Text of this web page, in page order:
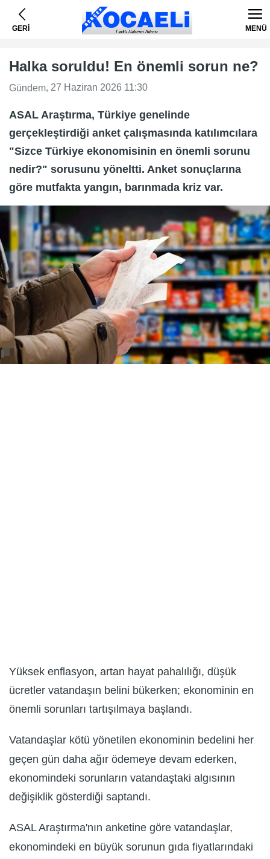
GERİ MENÜ
Halka soruldu! En önemli sorun ne?
Gündem, 27 Haziran 2026 11:30
ASAL Araştırma, Türkiye genelinde
gerçekleştirdiği anket çalışmasında katılımcılara
"Sizce Türkiye ekonomisinin en önemli sorunu
nedir?" sorusunu yöneltti. Anket sonuçlarına
göre mutfakta yangın, barınmada kriz var.
Yüksek enflasyon, artan hayat pahalılığı, düşük
ücretler vatandaşın belini bükerken; ekonominin en
önemli sorunları tartışılmaya başlandı.
Vatandaşlar kötü yönetilen ekonominin bedelini her
geçen gün daha ağır ödemeye devam ederken,
ekonomindeki sorunların vatandaştaki algısının
değişiklik gösterdiği saptandı.
ASAL Araştırma'nın anketine göre vatandaşlar,
ekonomindeki en büyük sorunun gıda fiyatlarındaki